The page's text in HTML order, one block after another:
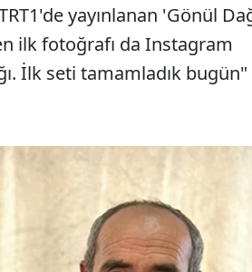
yayınlanan 'Gönül
ilk fotoğrafı da Instagram
İlk seti tamamladık